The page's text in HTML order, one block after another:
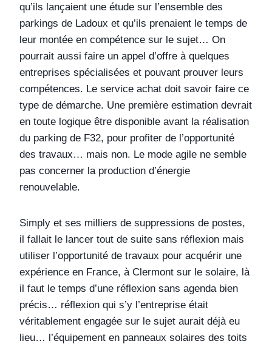
qu’ils lançaient une étude sur l’ensemble des
parkings de Ladoux et qu’ils prenaient le temps de
leur montée en compétence sur le sujet… On
pourrait aussi faire un appel d’offre à quelques
entreprises spécialisées et pouvant prouver leurs
compétences. Le service achat doit savoir faire ce
type de démarche. Une première estimation devrait
en toute logique être disponible avant la réalisation
du parking de F32, pour profiter de l’opportunité
des travaux… mais non. Le mode agile ne semble
pas concerner la production d’énergie
renouvelable.
Simply et ses milliers de suppressions de postes,
il fallait le lancer tout de suite sans réflexion mais
utiliser l’opportunité de travaux pour acquérir une
expérience en France, à Clermont sur le solaire, là
il faut le temps d’une réflexion sans agenda bien
précis… réflexion qui s’y l’entreprise était
véritablement engagée sur le sujet aurait déjà eu
lieu… l’équipement en panneaux solaires des toits